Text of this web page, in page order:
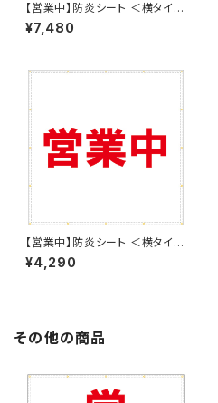
【営業中】防炎シート ＜横タイプ
w3600mm ✕ h900mm＞ タ
ーポリン製 足場幕 養生幕 横断
¥7,480
【営業中】防炎シート ＜横タイプ
w1800mm ✕ h1800mm＞ タ
ーポリン製 足場幕 養生幕 横断
¥4,290
その他の商品